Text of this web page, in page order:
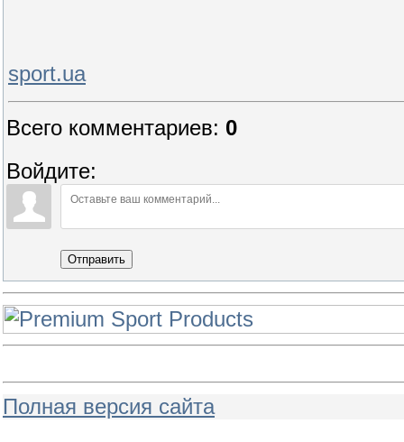
sport.ua
Всего комментариев: 0
Войдите:
Отправить
Полная версия сайта